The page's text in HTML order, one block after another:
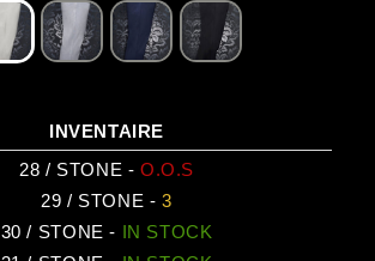
INVENTAIRE
28 / STONE - O.O.S
29 / STONE -3
30 / STONE - IN STOCK